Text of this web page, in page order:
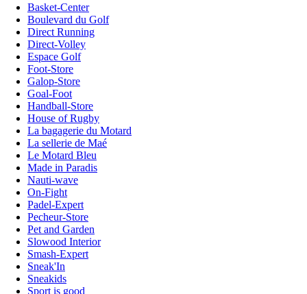
Basket-Center
Boulevard du Golf
Direct Running
Direct-Volley
Espace Golf
Foot-Store
Galop-Store
Goal-Foot
Handball-Store
House of Rugby
La bagagerie du Motard
La sellerie de Maé
Le Motard Bleu
Made in Paradis
Nauti-wave
On-Fight
Padel-Expert
Pecheur-Store
Pet and Garden
Slowood Interior
Smash-Expert
Sneak'In
Sneakids
Sport is good